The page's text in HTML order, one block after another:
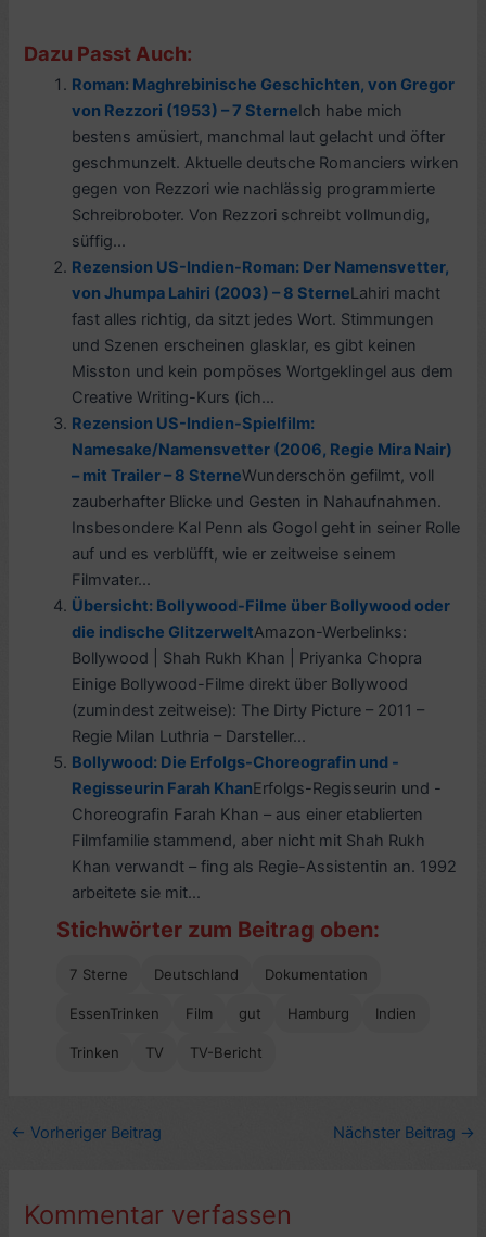
Dazu Passt Auch:
Roman: Maghrebinische Geschichten, von Gregor
von Rezzori (1953) – 7 SterneIch habe mich
bestens amüsiert, manchmal laut gelacht und öfter
geschmunzelt. Aktuelle deutsche Romanciers wirken
gegen von Rezzori wie nachlässig programmierte
Schreibroboter. Von Rezzori schreibt vollmundig,
süffig...
Rezension US-Indien-Roman: Der Namensvetter,
von Jhumpa Lahiri (2003) – 8 SterneLahiri macht
fast alles richtig, da sitzt jedes Wort. Stimmungen
und Szenen erscheinen glasklar, es gibt keinen
Misston und kein pompöses Wortgeklingel aus dem
Creative Writing-Kurs (ich...
Rezension US-Indien-Spielfilm:
Namesake/Namensvetter (2006, Regie Mira Nair)
– mit Trailer – 8 SterneWunderschön gefilmt, voll
zauberhafter Blicke und Gesten in Nahaufnahmen.
Insbesondere Kal Penn als Gogol geht in seiner Rolle
auf und es verblüfft, wie er zeitweise seinem
Filmvater...
Übersicht: Bollywood-Filme über Bollywood oder
die indische GlitzerweltAmazon-Werbelinks:
Bollywood | Shah Rukh Khan | Priyanka Chopra
Einige Bollywood-Filme direkt über Bollywood
(zumindest zeitweise): The Dirty Picture – 2011 –
Regie Milan Luthria – Darsteller...
Bollywood: Die Erfolgs-Choreografin und -
Regisseurin Farah KhanErfolgs-Regisseurin und -
Choreografin Farah Khan – aus einer etablierten
Filmfamilie stammend, aber nicht mit Shah Rukh
Khan verwandt – fing als Regie-Assistentin an. 1992
arbeitete sie mit...
Stichwörter zum Beitrag oben:
7 Sterne Deutschland Dokumentation
EssenTrinken Film gut Hamburg Indien
Trinken TV TV-Bericht
← Vorheriger Beitrag Nächster Beitrag →
Kommentar verfassen